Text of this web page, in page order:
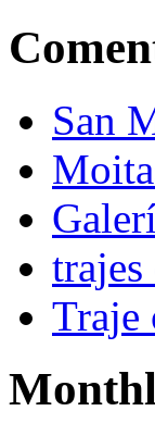
San
trajes
Traje